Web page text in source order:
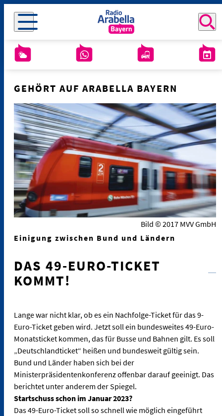
GEHÖRT AUF ARABELLA BAYERN
Bild © 2017 MVV GmbH
Einigung zwischen Bund und Ländern
DAS 49-EURO-TICKET
KOMMT!
Lange war nicht klar, ob es ein Nachfolge-Ticket für das 9-
Euro-Ticket geben wird. Jetzt soll ein bundesweites 49-Euro-
Monatsticket kommen, das für Busse und Bahnen gilt. Es soll
„Deutschlandticket“ heißen und bundesweit gültig sein.
Bund und Länder haben sich bei der
Ministerpräsidentenkonferenz offenbar darauf geeinigt. Das
berichtet unter anderem der Spiegel.
Startschuss schon im Januar 2023?
Das 49-Euro-Ticket soll so schnell wie möglich eingeführt